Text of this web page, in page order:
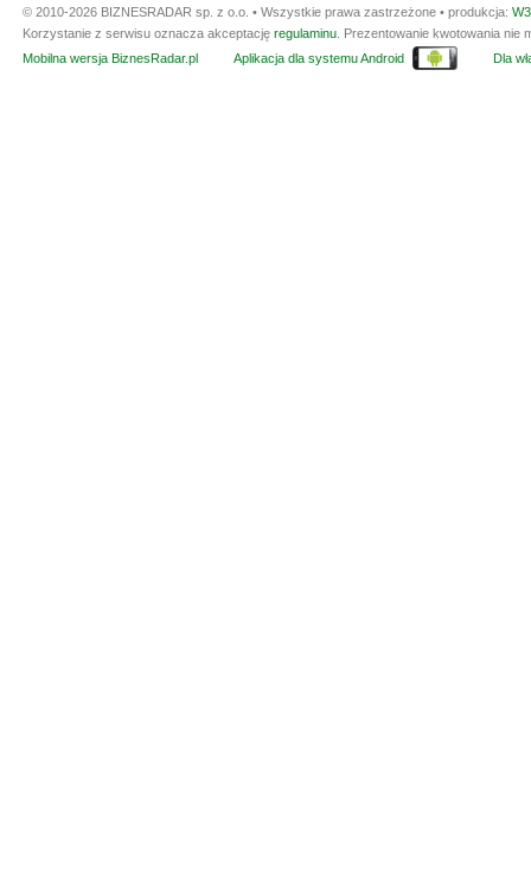
© 2010-2026 BIZNESRADAR sp. z o.o. • Wszystkie prawa zastrzeżone • produkcja:
Korzystanie z serwisu oznacza akceptację regulaminu . Prezentowanie kwotowania
Mobilna wersja BiznesRadar.pl
Aplikacja dla systemu Android Dla